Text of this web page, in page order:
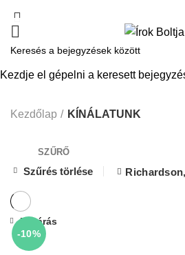
KÍNÁLATUNK
Kezdőlap KÍNÁLATUNK
SZŰRŐ
Szűrés törlése
-10%
Bezárás
Kezdje el gépelni a keresett